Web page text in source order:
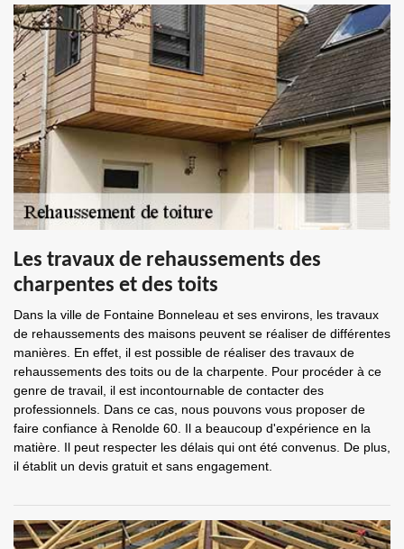
Les travaux de rehaussements des
charpentes et des toits
Dans la ville de Fontaine Bonneleau et ses environs, les travaux
de rehaussements des maisons peuvent se réaliser de différentes
manières. En effet, il est possible de réaliser des travaux de
rehaussements des toits ou de la charpente. Pour procéder à ce
genre de travail, il est incontournable de contacter des
professionnels. Dans ce cas, nous pouvons vous proposer de
faire confiance à Renolde 60. Il a beaucoup d'expérience en la
matière. Il peut respecter les délais qui ont été convenus. De plus,
il établit un devis gratuit et sans engagement.